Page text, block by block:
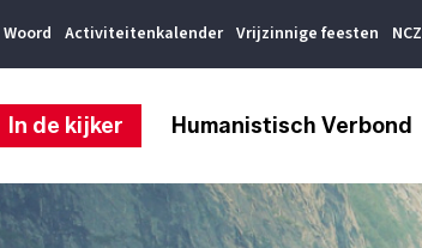
Activiteitenkalender Vrijzinnige feesten NCZ
In de kijker Humanistisch Verbond